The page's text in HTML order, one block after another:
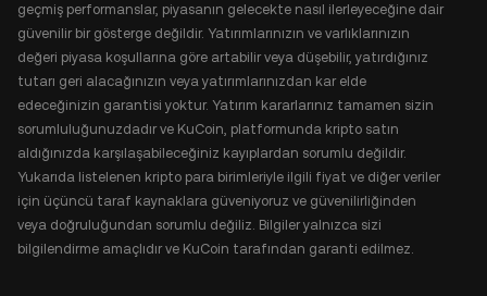
geçmiş performanslar, piyasanın gelecekte nasıl ilerleyeceğine dair
güvenilir bir gösterge değildir. Yatırımlarınızın ve varlıklarınızın
değeri piyasa koşullarına göre artabilir veya düşebilir, yatırdığınız
tutarı geri alacağınızın veya yatırımlarınızdan kar elde
edeceğinizin garantisi yoktur. Yatırım kararlarınız tamamen sizin
sorumluluğunuzdadır ve KuCoin, platformunda kripto satın
aldığınızda karşılaşabileceğiniz kayıplardan sorumlu değildir.
Yukarıda listelenen kripto para birimleriyle ilgili fiyat ve diğer veriler
için üçüncü taraf kaynaklara güveniyoruz ve güvenilirliğinden
veya doğruluğundan sorumlu değiliz. Bilgiler yalnızca sizi
bilgilendirme amaçlıdır ve KuCoin tarafından garanti edilmez.